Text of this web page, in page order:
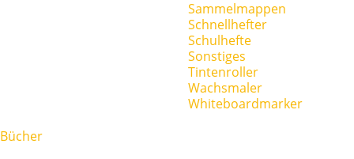
Sammelmappen
Schnellhefter
Schulhefte
Sonstiges
Tintenroller
Wachsmaler
Whiteboardmarker
Bücher